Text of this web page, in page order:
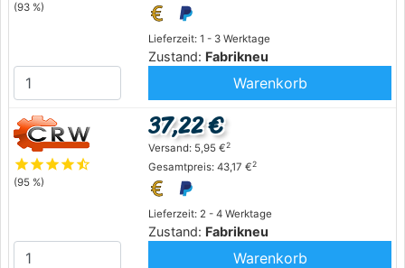
(93 %)
Lieferzeit: 1 - 3 Werktage
Zustand: Fabrikneu
Warenkorb
starstarstarstarstar_half
(95 %)
Lieferzeit: 2 - 4 Werktage
Zustand: Fabrikneu
37,22 €
Versand: 5,95 €2
Gesamtpreis: 43,17 €2
Warenkorb